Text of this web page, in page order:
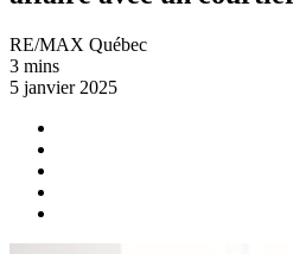
RE/MAX Québec
3 mins
5 janvier 2025